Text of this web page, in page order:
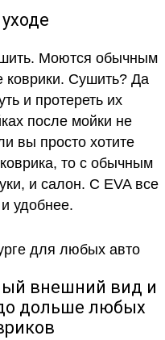
Моются обычным
коврики. Сушить? Да
и протереть их
после мойки не
вы просто хотите
то с обычным
и салон. С EVA все
удобнее.
внешний вид и
дольше любых